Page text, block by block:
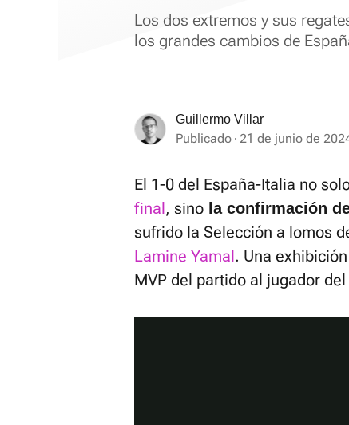
Los dos extremos y sus
los grandes cambios de
Guillermo Villar
Publicado 21 de junio de
El 1-0 del España-Italia no
final, sino la confirmación
sufrido la Selección a lomos
Lamine Yamal. Una
MVP del partido al jugador